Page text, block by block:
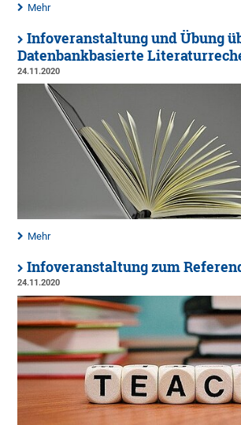
Mehr
Infoveranstaltung und Übung
Datenbankbasierte
24.11.2020
Mehr
Infoveranstaltung zum
24.11.2020